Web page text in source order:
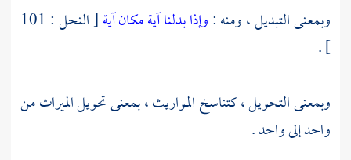
وبمعنى التبديل ، ومنه :وإذا بدلنا آية مكان آية
[ النحل : 101
] .
وبمعنى التحويل ، كتناسخ المواريث ، بمعنى تحويل الميراث من
واحد إلى واحد .